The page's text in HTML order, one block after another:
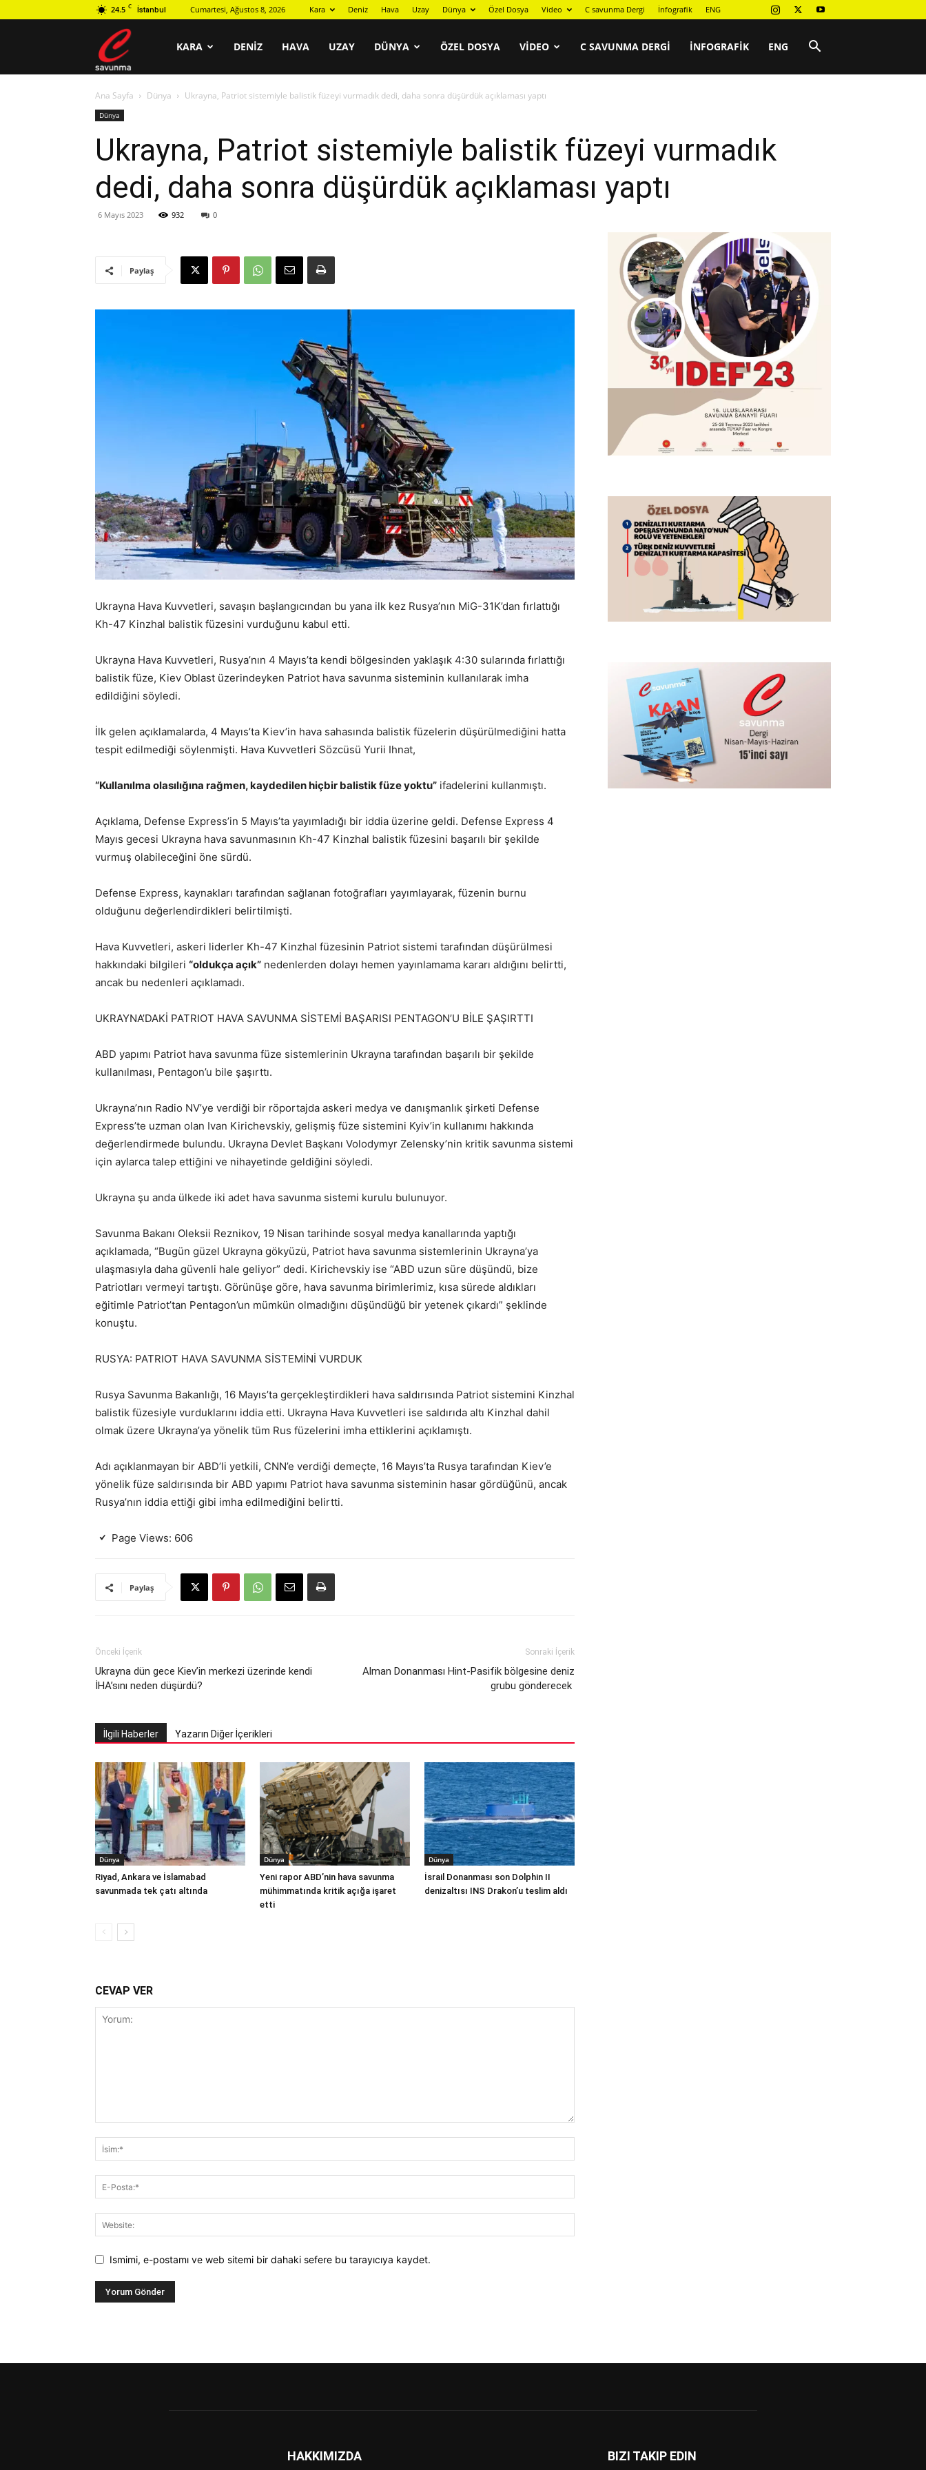
24.5 C İstanbul Cumartesi, Ağustos 8, 2026 Kara Deniz Hava Uzay Dünya Özel Dosya Video C savunma Dergi İnfografik ENG
savunma
KARA DENIZ HAVA UZAY DÜNYA ÖZEL DOSYA VIDEO C SAVUNMA DERGI İNFOGRAFIK ENG
Ana Sayfa Dünya Ukrayna, Patriot sistemiyle balistik füzeyi vurmadık dedi, daha sonra düşürdük açıklaması yaptı
Dünya
Ukrayna, Patriot sistemiyle balistik füzeyi vurmadık
dedi, daha sonra düşürdük açıklaması yaptı
6 Mayıs 2023 932 0
Paylaş
Ukrayna Hava Kuvvetleri, savaşın başlangıcından bu yana ilk kez Rusya’nın MiG-31K’dan fırlattığı
Kh-47 Kinzhal balistik füzesini vurduğunu kabul etti.
Ukrayna Hava Kuvvetleri, Rusya’nın 4 Mayıs’ta kendi bölgesinden yaklaşık 4:30 sularında fırlattığı
balistik füze, Kiev Oblast üzerindeyken Patriot hava savunma sisteminin kullanılarak imha
edildiğini söyledi.
İlk gelen açıklamalarda, 4 Mayıs’ta Kiev’in hava sahasında balistik füzelerin düşürülmediğini hatta
tespit edilmediği söylenmişti. Hava Kuvvetleri Sözcüsü Yurii Ihnat,
“Kullanılma olasılığına rağmen, kaydedilen hiçbir balistik füze yoktu” ifadelerini kullanmıştı.
Açıklama, Defense Express’in 5 Mayıs’ta yayımladığı bir iddia üzerine geldi. Defense Express 4
Mayıs gecesi Ukrayna hava savunmasının Kh-47 Kinzhal balistik füzesini başarılı bir şekilde
vurmuş olabileceğini öne sürdü.
Defense Express, kaynakları tarafından sağlanan fotoğrafları yayımlayarak, füzenin burnu
olduğunu değerlendirdikleri belirtilmişti.
Hava Kuvvetleri, askeri liderler Kh-47 Kinzhal füzesinin Patriot sistemi tarafından düşürülmesi
hakkındaki bilgileri “oldukça açık” nedenlerden dolayı hemen yayınlamama kararı aldığını belirtti,
ancak bu nedenleri açıklamadı.
UKRAYNA’DAKİ PATRIOT HAVA SAVUNMA SİSTEMİ BAŞARISI PENTAGON’U BİLE ŞAŞIRTTI
ABD yapımı Patriot hava savunma füze sistemlerinin Ukrayna tarafından başarılı bir şekilde
kullanılması, Pentagon’u bile şaşırttı.
Ukrayna’nın Radio NV’ye verdiği bir röportajda askeri medya ve danışmanlık şirketi Defense
Express’te uzman olan Ivan Kirichevskiy, gelişmiş füze sistemini Kyiv’in kullanımı hakkında
değerlendirmede bulundu. Ukrayna Devlet Başkanı Volodymyr Zelensky’nin kritik savunma sistemi
için aylarca talep ettiğini ve nihayetinde geldiğini söyledi.
Ukrayna şu anda ülkede iki adet hava savunma sistemi kurulu bulunuyor.
Savunma Bakanı Oleksii Reznikov, 19 Nisan tarihinde sosyal medya kanallarında yaptığı
açıklamada, “Bugün güzel Ukrayna gökyüzü, Patriot hava savunma sistemlerinin Ukrayna’ya
ulaşmasıyla daha güvenli hale geliyor” dedi. Kirichevskiy ise “ABD uzun süre düşündü, bize
Patriotları vermeyi tartıştı. Görünüşe göre, hava savunma birimlerimiz, kısa sürede aldıkları
eğitimle Patriot’tan Pentagon’un mümkün olmadığını düşündüğü bir yetenek çıkardı” şeklinde
konuştu.
RUSYA: PATRIOT HAVA SAVUNMA SİSTEMİNİ VURDUK
Rusya Savunma Bakanlığı, 16 Mayıs’ta gerçekleştirdikleri hava saldırısında Patriot sistemini Kinzhal
balistik füzesiyle vurduklarını iddia etti. Ukrayna Hava Kuvvetleri ise saldırıda altı Kinzhal dahil
olmak üzere Ukrayna’ya yönelik tüm Rus füzelerini imha ettiklerini açıklamıştı.
Adı açıklanmayan bir ABD’li yetkili, CNN’e verdiği demeçte, 16 Mayıs’ta Rusya tarafından Kiev’e
yönelik füze saldırısında bir ABD yapımı Patriot hava savunma sisteminin hasar gördüğünü, ancak
Rusya’nın iddia ettiği gibi imha edilmediğini belirtti.
Page Views: 606
Paylaş
Önceki İçerik
Ukrayna dün gece Kiev’in merkezi üzerinde kendi
İHA’sını neden düşürdü?
Sonraki İçerik
Alman Donanması Hint-Pasifik bölgesine deniz
grubu gönderecek
İlgili Haberler Yazarın Diğer İçerikleri
Dünya
Riyad, Ankara ve İslamabad
savunmada tek çatı altında
Dünya
Yeni rapor ABD’nin hava savunma
mühimmatında kritik açığa işaret
etti
Dünya
İsrail Donanması son Dolphin II
denizaltısı INS Drakon’u teslim aldı
CEVAP VER
Ismimi, e-postamı ve web sitemi bir dahaki sefere bu tarayıcıya kaydet.
HAKKIMIZDA BIZI TAKIP EDIN